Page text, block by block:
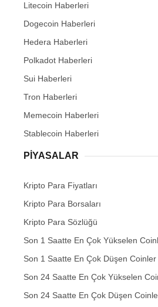
Litecoin Haberleri
Dogecoin Haberleri
Hedera Haberleri
Polkadot Haberleri
Sui Haberleri
Tron Haberleri
Memecoin Haberleri
Stablecoin Haberleri
PIYASALAR
Kripto Para Fiyatları
Kripto Para Borsaları
Kripto Para Sözlüğü
Son 1 Saatte En Çok Yükselen
Son 1 Saatte En Çok Düşen Coinler
Son 24 Saatte En Çok Yükselen
Son 24 Saatte En Çok Düşen